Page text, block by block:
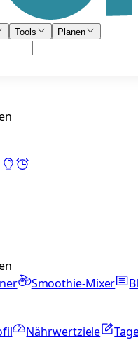
Tools Planen
Smoothie-Mixer
Nährwertziele